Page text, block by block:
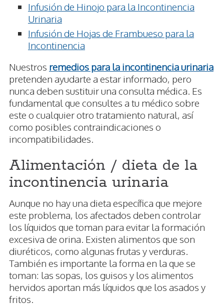
Infusión de Hinojo para la Incontinencia
Urinaria
Infusión de Hojas de Frambueso para la
Incontinencia
Nuestros remedios para la incontinencia urinaria
pretenden ayudarte a estar informado, pero
nunca deben sustituir una consulta médica. Es
fundamental que consultes a tu médico sobre
este o cualquier otro tratamiento natural, así
como posibles contraindicaciones o
incompatibilidades.
Alimentación / dieta de la
incontinencia urinaria
Aunque no hay una dieta específica que mejore
este problema, los afectados deben controlar
los líquidos que toman para evitar la formación
excesiva de orina. Existen alimentos que son
diuréticos, como algunas frutas y verduras.
También es importante la forma en la que se
toman: las sopas, los guisos y los alimentos
hervidos aportan más líquidos que los asados y
fritos.